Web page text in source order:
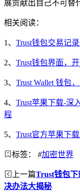
展贡献出自己不可替
相关阅读：
1、 Trust钱包交易记
2、 Trust钱包界面，
3、 Trust Wallet 钱包
4、 Trust苹果下载-深
程
5、 Trust官方苹果下
标签： #加密世界
上一篇Trust钱包
决办法大揭秘